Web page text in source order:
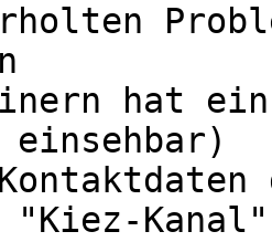
hat
"Kiez-